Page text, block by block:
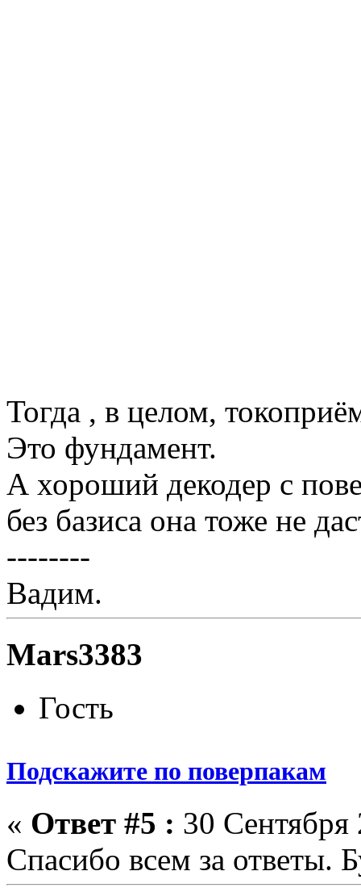
Тогда , в целом,
Это фундамент.
А хороший декодер с
без базиса она тоже не
--------
Вадим.
Mars3383
Гость
Подскажите по поверпакам
« Ответ #5 : 30
Спасибо всем за ответы.